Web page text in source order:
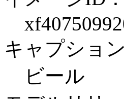
キャプション
ビール